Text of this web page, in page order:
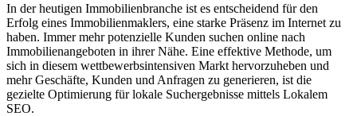
In der heutigen Immobilienbranche ist es entscheidend für den
Erfolg eines Immobilienmaklers, eine starke Präsenz im Internet zu
haben. Immer mehr potenzielle Kunden suchen online nach
Immobilienangeboten in ihrer Nähe. Eine effektive Methode, um
sich in diesem wettbewerbsintensiven Markt hervorzuheben und
mehr Geschäfte, Kunden und Anfragen zu generieren, ist die
gezielte Optimierung für lokale Suchergebnisse mittels Lokalem
SEO.